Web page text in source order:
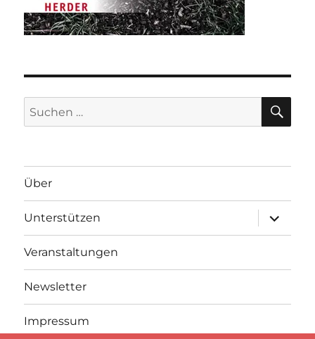
Suche
nach:
Über
Unterstützen
anzeigen
Veranstaltungen
Newsletter
Impressum